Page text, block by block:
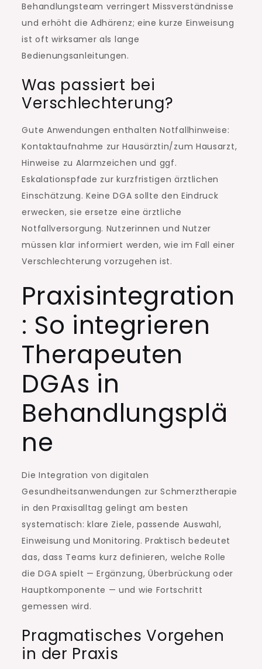
Behandlungsteam verringert Missverständnisse
und erhöht die Adhärenz; eine kurze Einweisung
ist oft wirksamer als lange
Bedienungsanleitungen.
Was passiert bei
Verschlechterung?
Gute Anwendungen enthalten Notfallhinweise:
Kontaktaufnahme zur Hausärztin/zum Hausarzt,
Hinweise zu Alarmzeichen und ggf.
Eskalationspfade zur kurzfristigen ärztlichen
Einschätzung. Keine DGA sollte den Eindruck
erwecken, sie ersetze eine ärztliche
Notfallversorgung. Nutzerinnen und Nutzer
müssen klar informiert werden, wie im Fall einer
Verschlechterung vorzugehen ist.
Praxisintegration
: So integrieren
Therapeuten
DGAs in
Behandlungsplä
ne
Die Integration von digitalen
Gesundheitsanwendungen zur Schmerztherapie
in den Praxisalltag gelingt am besten
systematisch: klare Ziele, passende Auswahl,
Einweisung und Monitoring. Praktisch bedeutet
das, dass Teams kurz definieren, welche Rolle
die DGA spielt — Ergänzung, Überbrückung oder
Hauptkomponente — und wie Fortschritt
gemessen wird.
Pragmatisches Vorgehen
in der Praxis